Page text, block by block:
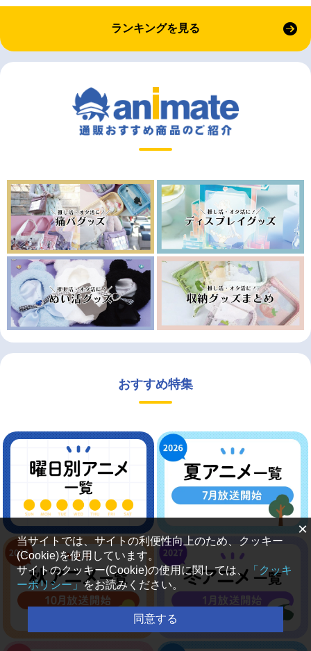
ランキングを見る
おすすめ特集
×
当サイトでは、サイトの利便性向上のため、クッキー
(Cookie)を使用しています。
サイトのクッキー(Cookie)の使用に関しては、「クッキ
ーポリシー」をお読みください。
同意する